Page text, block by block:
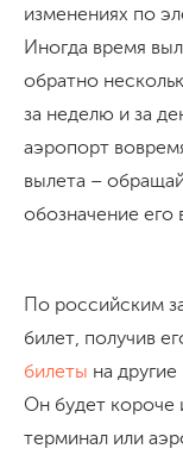
изменениях по
Иногда время
обратно
за неделю и за
аэропорт
вылета –
обозначение его
По российским
билет, получив
билеты на
Он будет короче
терминал или